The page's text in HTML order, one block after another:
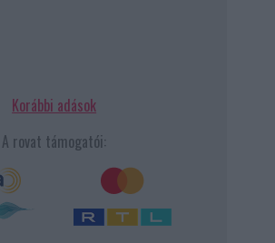
Korábbi adások
A rovat támogatói: